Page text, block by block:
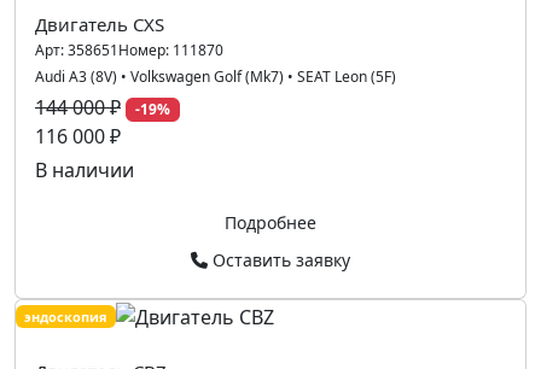
Двигатель CXS
Арт:358651Номер: 111870
Audi A3 (8V) • Volkswagen Golf (Mk7) • SEAT Leon (5F)
144 000 ₽ -19%
116 000 ₽
В наличии
Подробнее
Оставить заявку
эндоскопия